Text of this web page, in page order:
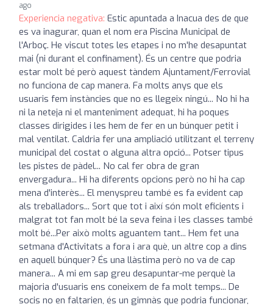
ago
Experiencia negativa: Estic apuntada a Inacua des de que
es va inagurar, quan el nom era Piscina Municipal de
l'Arboç. He viscut totes les etapes i no m'he desapuntat
mai (ni durant el confinament). És un centre que podria
estar molt bé però aquest tàndem Ajuntament/Ferrovial
no funciona de cap manera. Fa molts anys que els
usuaris fem instàncies que no es llegeix ningú... No hi ha
ni la neteja ni el manteniment adequat, hi ha poques
classes dirigides i les hem de fer en un búnquer petit i
mal ventilat. Caldria fer una ampliació utilitzant el terreny
municipal del costat o alguna altra opció... Potser tipus
les pistes de pàdel... No cal fer obra de gran
envergadura... Hi ha diferents opcions però no hi ha cap
mena d'interès... El menyspreu també es fa evident cap
als treballadors... Sort que tot i així són molt eficients i
malgrat tot fan molt bé la seva feina i les classes també
molt bé...Per això molts aguantem tant... Hem fet una
setmana d'Activitats a fora i ara què, un altre cop a dins
en aquell búnquer? És una llàstima però no va de cap
manera... A mi em sap greu desapuntar-me perquè la
majoria d'usuaris ens coneixem de fa molt temps... De
socis no en faltarien, és un gimnàs que podria funcionar,